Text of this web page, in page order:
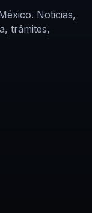
Noticias,
trámites,